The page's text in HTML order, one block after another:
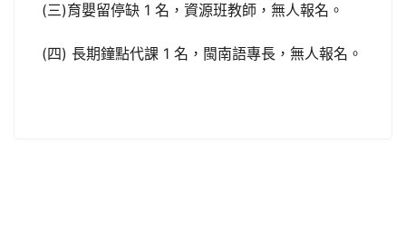
(三)育嬰留停缺 1 名，資源班教師，無人報名。
(四) 長期鐘點代課 1 名，閩南語專長，無人報名。